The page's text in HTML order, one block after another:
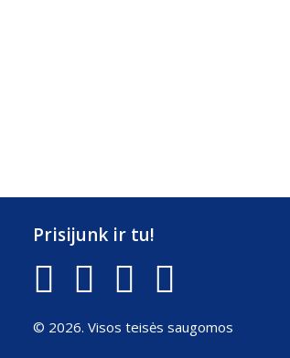
Prisijunk ir tu!
© 2026. Visos teisės saugomos